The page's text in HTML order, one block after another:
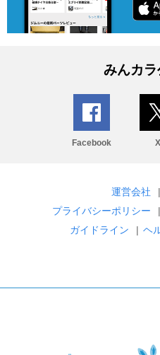
みんカ
Facebook X
運営会社 |
プライバシーポリシー
|
ガイドライン
| ヘ